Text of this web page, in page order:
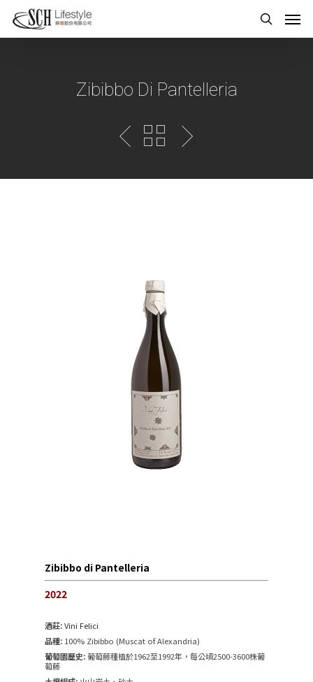
Zibibbo Di Pantelleria
Zibibbo di Pantelleria
2022
酒莊:Vini Felici
品種: 100% Zibibbo (Muscat of Alexandria)
葡萄園歷史:葡萄藤種植於1962至1992年，每公頃2500-3600株葡
萄藤